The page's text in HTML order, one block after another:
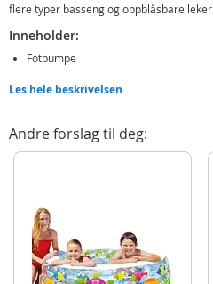
flere typer basseng og oppblåsbare
Inneholder:
Fotpumpe
Mål: 30 cm
Merke
Les hele beskrivelsen
Andre forslag til deg: